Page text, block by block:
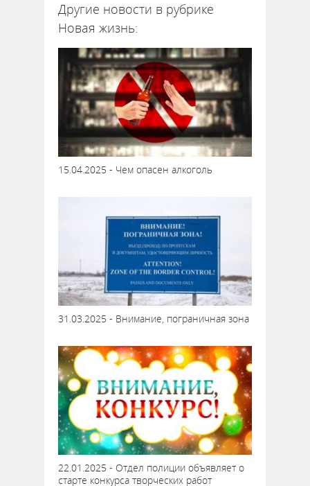
Другие новости в рубрике
Новая жизнь:
15.04.2025 - Чем опасен алкоголь
31.03.2025 - Внимание, пограничная зона
22.01.2025 - Отдел полиции объявляет о
старте конкурса творческих работ